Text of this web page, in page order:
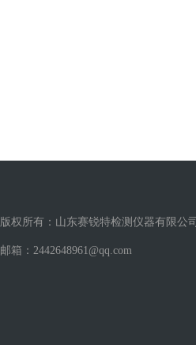
版权所有：山东赛锐特检测仪器有限公司
邮箱：2442648961@qq.com